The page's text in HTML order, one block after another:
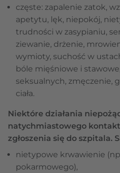
częste: zapalenie zatok,
apetytu, lęk, niepokój,
trudności w zasypianiu,
ziewanie, drżenie,
wymioty, suchość w
bóle mięśniowe i
seksualnych, zmęczenie,
ciała.
Niektóre działania
natychmiastowego
zgłoszenia się do szpitala.
nietypowe krwawienie
pokarmowego),